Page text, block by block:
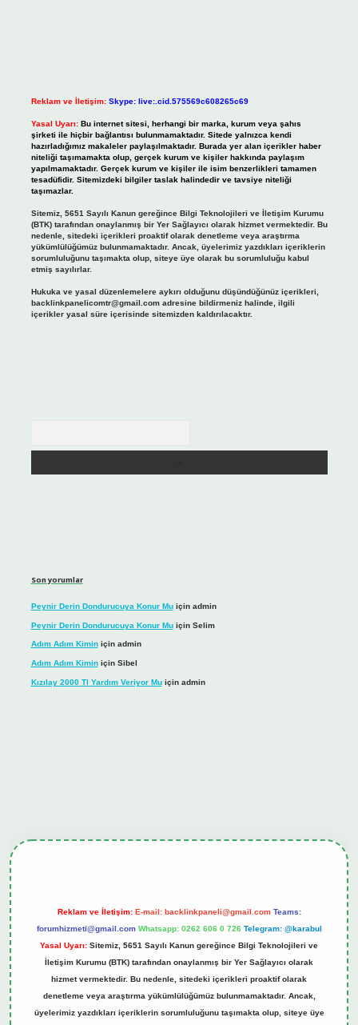
Reklam ve İletişim: Skype: live:.cid.575569c608265c69
Yasal Uyarı: Bu internet sitesi, herhangi bir marka, kurum veya şahıs
şirketi ile hiçbir bağlantısı bulunmamaktadır. Sitede yalnızca kendi
hazırladığımız makaleler paylaşılmaktadır. Burada yer alan içerikler haber
niteliği taşımamakta olup, gerçek kurum ve kişiler hakkında paylaşım
yapılmamaktadır. Gerçek kurum ve kişiler ile isim benzerlikleri tamamen
tesadüfidir. Sitemizdeki bilgiler taslak halindedir ve tavsiye niteliği
taşımazlar.
Sitemiz, 5651 Sayılı Kanun gereğince Bilgi Teknolojileri ve İletişim Kurumu
(BTK) tarafından onaylanmış bir Yer Sağlayıcı olarak hizmet vermektedir. Bu
nedenle, sitedeki içerikleri proaktif olarak denetleme veya araştırma
yükümlülüğümüz bulunmamaktadır. Ancak, üyelerimiz yazdıkları içeriklerin
sorumluluğunu taşımakta olup, siteye üye olarak bu sorumluluğu kabul
etmiş sayılırlar.
Hukuka ve yasal düzenlemelere aykırı olduğunu düşündüğünüz içerikleri,
backlinkpanelicomtr@gmail.comadresine bildirmeniz halinde, ilgili
içerikler yasal süre içerisinde sitemizden kaldırılacaktır.
Son yorumlar
Peynir Derin Dondurucuya Konur Muiçin admin
Peynir Derin Dondurucuya Konur Muiçin Selim
Adım Adım Kiminiçin admin
Adım Adım Kiminiçin Sibel
Kızılay 2000 Tl Yardım Veriyor Muiçin admin
Reklam ve İletişim: E-mail: backlinkpaneli@gmail.com Teams:
forumhizmeti@gmail.com Whatsapp: 0262 606 0 726 Telegram: @karabul
Yasal Uyarı: Sitemiz, 5651 Sayılı Kanun gereğince Bilgi Teknolojileri ve
İletişim Kurumu (BTK) tarafından onaylanmış bir Yer Sağlayıcı olarak
hizmet vermektedir. Bu nedenle, sitedeki içerikleri proaktif olarak
denetleme veya araştırma yükümlülüğümüz bulunmamaktadır. Ancak,
üyelerimiz yazdıkları içeriklerin sorumluluğunu taşımakta olup, siteye üye